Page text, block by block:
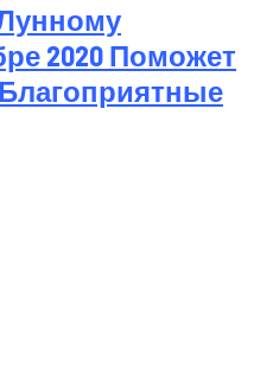
2020 Поможет